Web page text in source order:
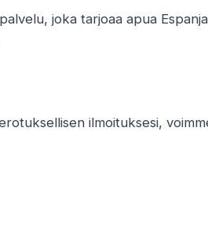
joka tarjoaa apua
ilmoituksesi,